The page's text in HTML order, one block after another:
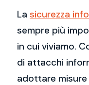
La sicurezza
sempre più
in cui viviamo.
di attacchi
adottare